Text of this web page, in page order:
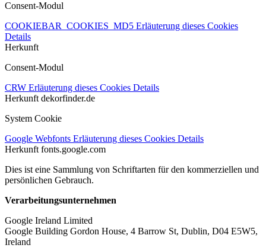
Consent-Modul
COOKIEBAR_COOKIES_MD5 Erläuterung dieses Cookies
Details
Herkunft
Consent-Modul
CRW Erläuterung dieses Cookies Details
Herkunft dekorfinder.de
System Cookie
Google Webfonts Erläuterung dieses Cookies Details
Herkunft fonts.google.com
Dies ist eine Sammlung von Schriftarten für den kommerziellen und
persönlichen Gebrauch.
Verarbeitungsunternehmen
Google Ireland Limited
Google Building Gordon House, 4 Barrow St, Dublin, D04 E5W5,
Ireland